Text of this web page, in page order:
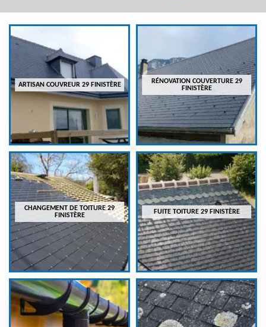
ARTISAN COUVREUR 29 FINISTÈRE
RÉNOVATION COUVERTURE 29
FINISTÈRE
CHANGEMENT DE TOITURE 29
FINISTÈRE
FUITE TOITURE 29 FINISTÈRE